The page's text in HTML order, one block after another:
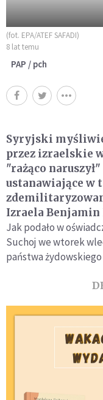
(fot. EPA/ATEF SAFADI)
8 lat temu
PAP / pch
Syryjski
przez izraelskie
"rażąco
ustanawiające w
Izraela Benjamin
Jak podało w
Suchoj we wtorek
państwa